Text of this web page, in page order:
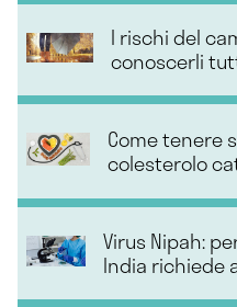
I rischi del
conoscerli
Come tenere
colesterolo
Virus Nipah:
India richiede